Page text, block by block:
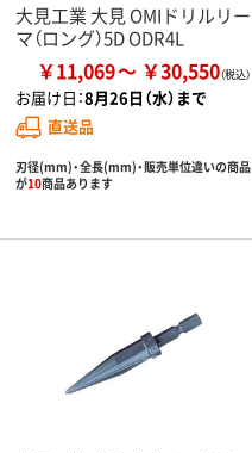
大見工業 大見 OMIドリルリー
マ（ロング）5D ODR4L
￥11,069 ￥30,550
お届け日：8月26日（水）まで
直送品
刃径(mm)・全長(mm)・販売単位違いの商品
が10商品あります